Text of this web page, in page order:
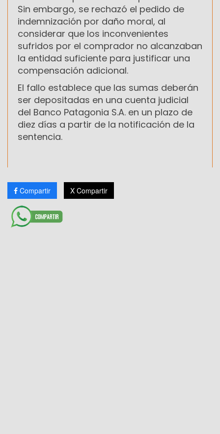
Sin embargo, se rechazó el pedido de
indemnización por daño moral, al
considerar que los inconvenientes
sufridos por el comprador no alcanzaban
la entidad suficiente para justificar una
compensación adicional.
El fallo establece que las sumas deberán
ser depositadas en una cuenta judicial
del Banco Patagonia S.A. en un plazo de
diez días a partir de la notificación de la
sentencia.
Compartir X Compartir